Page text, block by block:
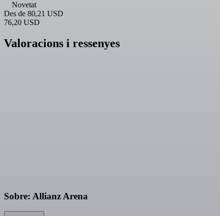
Novetat
Des de 80,21 USD
76,20 USD
Valoracions i ressenyes
Sobre: Allianz Arena